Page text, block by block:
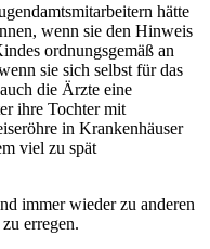
hätte
wenn sie den Hinweis
ordnungsgemäß an
sie sich selbst für das
die Ärzte eine
ihre Tochter mit
in Krankenhäuser
viel zu spät
immer wieder zu anderen
erregen.